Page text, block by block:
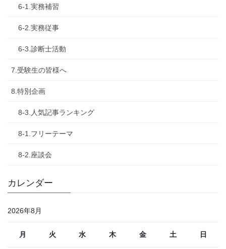
6-1.実務補習
6-2.実務従事
6-3.診断士活動
7.受験生の皆様へ
8.特別企画
8-3.人気記事ランキング
8-1.フリーテーマ
8-2.座談会
カレンダー
2026年8月
月 火 水 木 金 土 日